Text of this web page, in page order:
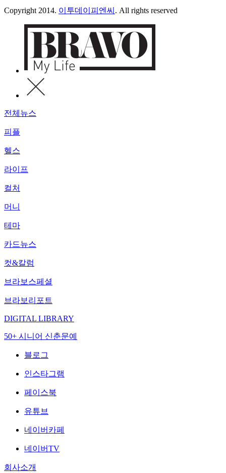
Copyright 2014. 이투데이피엔씨 . All rights reserved
전체뉴스
피플
헬스
라이프
컬처
머니
테마
카드뉴스
컷&칼럼
브라보스페셜
브라보리포트
DIGITAL LIBRARY
50+ 시니어 신춘문예
블로그
인스타그램
페이스북
유튜브
네이버카페
네이버TV
회사소개